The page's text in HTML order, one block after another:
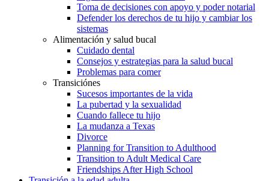
Toma de decisiones con apoyo y poder notarial
Defender los derechos de tu hijo y cambiar los
sistemas
Alimentación y salud bucal
Cuidado dental
Consejos y estrategias para la salud bucal
Problemas para comer
Transiciónes
Sucesos importantes de la vida
La pubertad y la sexualidad
Cuando fallece tu hijo
La mudanza a Texas
Divorce
Planning for Transition to Adulthood
Transition to Adult Medical Care
Friendships After High School